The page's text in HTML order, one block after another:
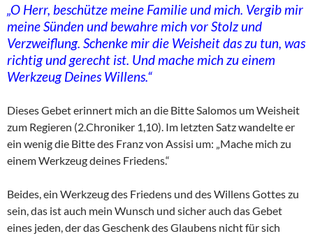
„O Herr, beschütze meine Familie und mich. Vergib mir
meine Sünden und bewahre mich vor Stolz und
Verzweiflung. Schenke mir die Weisheit das zu tun, was
richtig und gerecht ist. Und mache mich zu einem
Werkzeug Deines Willens.“
Dieses Gebet erinnert mich an die Bitte Salomos um Weisheit
zum Regieren (2.Chroniker 1,10). Im letzten Satz wandelte er
ein wenig die Bitte des Franz von Assisi um: „Mache mich zu
einem Werkzeug deines Friedens.“
Beides, ein Werkzeug des Friedens und des Willens Gottes zu
sein, das ist auch mein Wunsch und sicher auch das Gebet
eines jeden, der das Geschenk des Glaubens nicht für sich